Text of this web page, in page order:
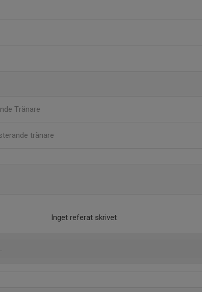
Tränare
tränare
Inget referat skrivet